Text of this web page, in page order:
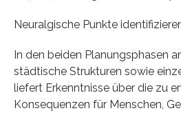
Neuralgische Punkte
In den beiden Planungsphasen
städtische Strukturen sowie
liefert Erkenntnisse über die zu
Konsequenzen für Menschen,